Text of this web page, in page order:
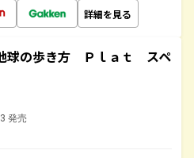
詳細を見る
球の歩き方 Ｐｌａｔ スペ
発売